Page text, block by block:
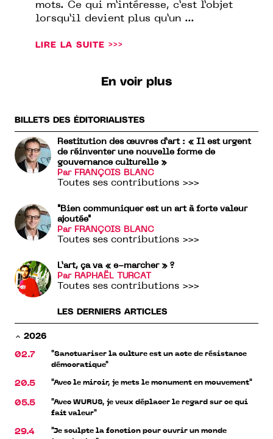
mots. Ce qui m’intéresse, c’est l’objet
lorsqu’il devient plus qu’un ...
LIRE LA SUITE >>>
En voir plus
BILLETS DES ÉDITORIALISTES
Restitution des œuvres d’art : « Il est urgent
de réinventer une nouvelle forme de
gouvernance culturelle »
Par FRANÇOIS BLANC
Toutes ses contributions >>>
"Bien communiquer est un art à forte valeur
ajoutée"
Par FRANÇOIS BLANC
Toutes ses contributions >>>
L’art, ça va « e-marcher » ?
Par RAPHAËL TURCAT
Toutes ses contributions >>>
LES DERNIERS ARTICLES
2026
02.7
"Sanctuariser la culture est un acte de résistance
démocratique"
20.5 "Avec le miroir, je mets le monument en mouvement"
05.5
"Avec WURUS, je veux déplacer le regard sur ce qui
fait valeur"
29.4
"Je sculpte la fonction pour ouvrir un monde